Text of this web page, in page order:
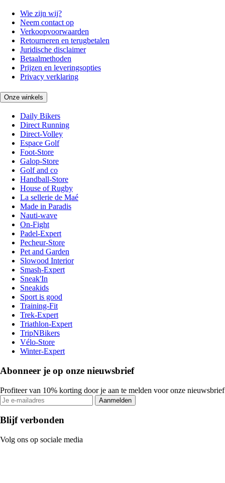
Wie zijn wij?
Neem contact op
Verkoopvoorwaarden
Retourneren en terugbetalen
Juridische disclaimer
Betaalmethoden
Prijzen en leveringsopties
Privacy verklaring
Onze winkels
Daily Bikers
Direct Running
Direct-Volley
Espace Golf
Foot-Store
Galop-Store
Golf and co
Handball-Store
House of Rugby
La sellerie de Maé
Made in Paradis
Nauti-wave
On-Fight
Padel-Expert
Pecheur-Store
Pet and Garden
Slowood Interior
Smash-Expert
Sneak'In
Sneakids
Sport is good
Training-Fit
Trek-Expert
Triathlon-Expert
TripNBikers
Vélo-Store
Winter-Expert
Abonneer je op onze nieuwsbrief
Profiteer van 10% korting door je aan te melden voor onze nieuwsbrief
Aanmelden
Blijf verbonden
Volg ons op sociale media